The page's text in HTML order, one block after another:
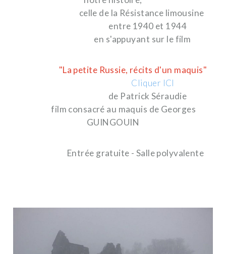
celle de la Résistance limousine
entre 1940 et 1944
en s'appuyant sur le film
"La petite Russie, récits d'un maquis"
Cliquer ICI
de Patrick Séraudie
film consacré au maquis de Georges
GUINGOUIN
Entrée gratuite - Salle polyvalente